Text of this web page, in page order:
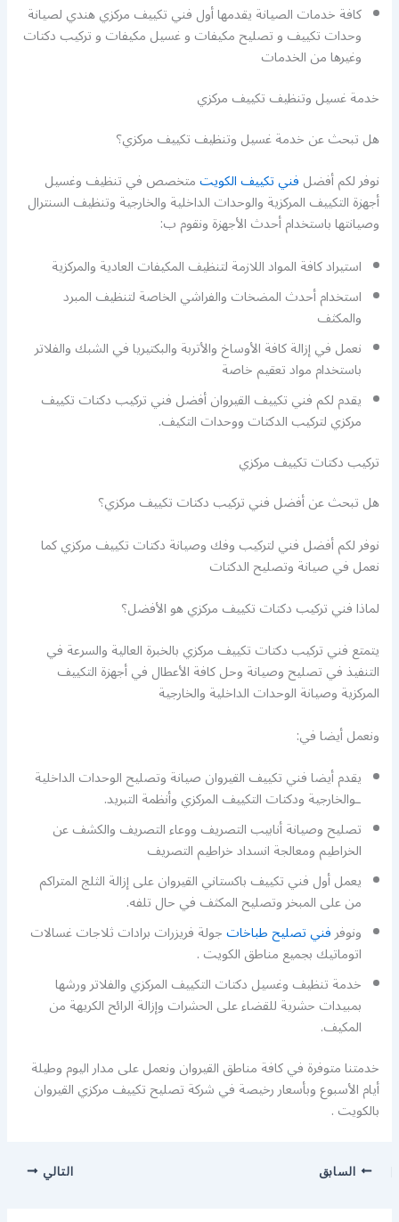
كافة خدمات الصيانة يقدمها أول فني تكييف مركزي هندي لصيانة
وحدات تكييف و تصليح مكيفات و غسيل مكيفات و تركيب دكتات
وغيرها من الخدمات
خدمة غسيل وتنظيف تكييف مركزي
هل تبحث عن خدمة غسيل وتنظيف تكييف مركزي؟
نوفر لكم أفضلفني تكييف الكويتمتخصص في تنظيف وغسيل
أجهزة التكييف المركزية والوحدات الداخلية والخارجية وتنظيف السنترال
وصيانتها باستخدام أحدث الأجهزة ونقوم ب:
استيراد كافة المواد اللازمة لتنظيف المكيفات العادية والمركزية
استخدام أحدث المضخات والفراشي الخاصة لتنظيف المبرد
والمكثف
نعمل في إزالة كافة الأوساخ والأتربة والبكتيريا في الشبك والفلاتر
باستخدام مواد تعقيم خاصة
يقدم لكم فني تكييف القيروان أفضل فني تركيب دكتات تكييف
مركزي لتركيب الدكتات ووحدات التكيف.
تركيب دكتات تكييف مركزي
هل تبحث عن أفضل فني تركيب دكتات تكييف مركزي؟
نوفر لكم أفضل فني لتركيب وفك وصيانة دكتات تكييف مركزي كما
نعمل في صيانة وتصليح الدكتات
لماذا فني تركيب دكتات تكييف مركزي هو الأفضل؟
يتمتع فني تركيب دكتات تكييف مركزي بالخبرة العالية والسرعة في
التنفيذ في تصليح وصيانة وحل كافة الأعطال في أجهزة التكييف
المركزية وصيانة الوحدات الداخلية والخارجية
ونعمل أيضا في:
يقدم أيضا فني تكييف القيروان صيانة وتصليح الوحدات الداخلية
ـوالخارجية ودكتات التكييف المركزي وأنظمة التبريد.
تصليح وصيانة أنابيب التصريف ووعاء التصريف والكشف عن
الخراطيم ومعالجة انسداد خراطيم التصريف
يعمل أول فني تكييف باكستاني القيروان على إزالة الثلج المتراكم
من على المبخر وتصليح المكثف في حال تلفه.
ونوفرفني تصليح طباخاتجولة فريزرات برادات ثلاجات غسالات
اتوماتيك بجميع مناطق الكويت .
خدمة تنظيف وغسيل دكتات التكييف المركزي والفلاتر ورشها
بمبيدات حشرية للقضاء على الحشرات وإزالة الرائح الكريهة من
المكيف.
خدمتنا متوفرة في كافة مناطق القيروان ونعمل على مدار اليوم وطيلة
أيام الأسبوع وبأسعار رخيصة في شركة تصليح تكييف مركزي القيروان
بالكويت .
السابق التالي